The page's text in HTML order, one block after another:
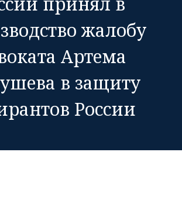
жалобу
Артема
в защиту
России